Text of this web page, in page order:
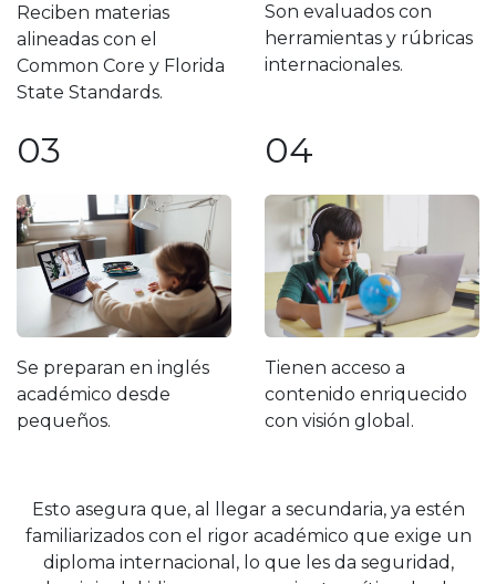
Reciben materias
alineadas con el
Common Core y Florida
State Standards.
Son evaluados con
herramientas y rúbricas
internacionales.
03
Se preparan en inglés
académico desde
pequeños.
04
Tienen acceso a
contenido enriquecido
con visión global.
Esto asegura que, al llegar a secundaria, ya estén
familiarizados con el rigor académico que exige un
diploma internacional, lo que les da seguridad,